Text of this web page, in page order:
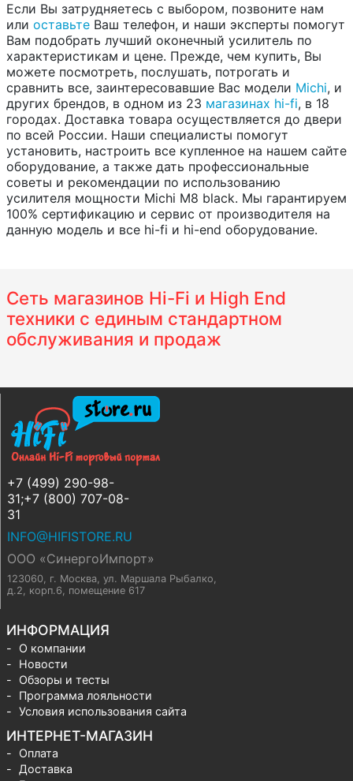
Если Вы затрудняетесь с выбором, позвоните нам
или оставьте Ваш телефон, и наши эксперты помогут
Вам подобрать лучший оконечный усилитель по
характеристикам и цене. Прежде, чем купить, Вы
можете посмотреть, послушать, потрогать и
сравнить все, заинтересовавшие Вас модели Michi, и
других брендов, в одном из 23 магазинах hi-fi, в 18
городах. Доставка товара осуществляется до двери
по всей России. Наши специалисты помогут
установить, настроить все купленное на нашем сайте
оборудование, а также дать профессиональные
советы и рекомендации по использованию
усилителя мощности Michi M8 black. Мы гарантируем
100% сертификацию и сервис от производителя на
данную модель и все hi-fi и hi-end оборудование.
Сеть магазинов Hi-Fi и High End
техники с единым стандартном
обслуживания и продаж
+7 (499) 290-98-
31;+7 (800) 707-08-
31
INFO@HIFISTORE.RU
ООО «СинергоИмпорт»
123060, г. Москва, ул. Маршала Рыбалко,
д.2, корп.6, помещение 617
ИНФОРМАЦИЯ
О компании
Новости
Обзоры и тесты
Программа лояльности
Условия использования сайта
ИНТЕРНЕТ-МАГАЗИН
Оплата
Доставка